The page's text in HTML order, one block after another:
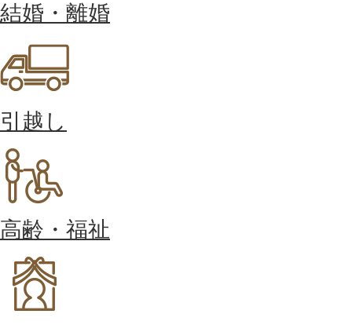
結婚・離婚
引越し
高齢・福祉